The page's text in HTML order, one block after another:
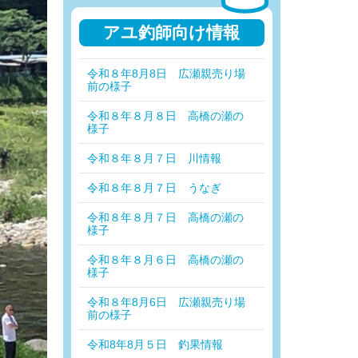
アユ釣師向け情報
令和８年8月8日 広瀬親売り場
前の様子
令和８年８月８日 高橋の瀬の
様子
令和８年８月７日 川情報
令和８年８月７日 うなぎ
令和８年８月７日 高橋の瀬の
様子
令和８年８月６日 高橋の瀬の
様子
令和８年8月6日 広瀬親売り場
前の様子
令和8年8月５日 釣果情報